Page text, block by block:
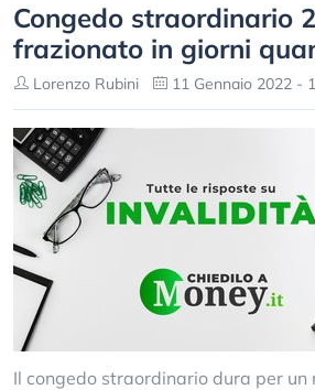
Congedo straordinario
frazionato in giorni
Lorenzo Rubini 11 Gennaio 2022 -
Il congedo straordinario dura per un